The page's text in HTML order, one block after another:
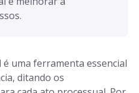
é uma ferramenta essencial
ditando os